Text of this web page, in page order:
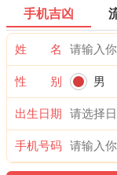
手机吉凶
姓 名
性 别 男
出生日期
手机号码